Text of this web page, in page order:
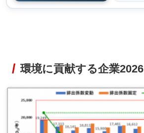
環境に貢献する企業2026